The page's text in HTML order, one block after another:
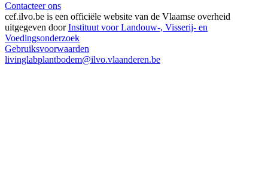
Contacteer ons
cef.ilvo.be is een officiële website van de Vlaamse overheid
uitgegeven doorInstituut voor Landouw-, Visserij- en
Voedingsonderzoek
Gebruiksvoorwaarden
livinglabplantbodem@ilvo.vlaanderen.be